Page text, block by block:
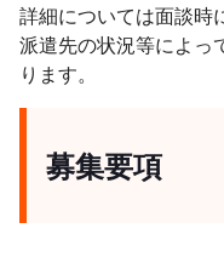
詳細については面談時
派遣先の状況等によっ
ります。
募集要項